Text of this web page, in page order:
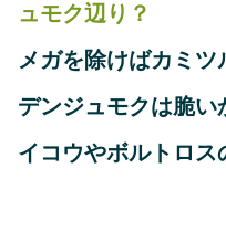
ュモク辺り？
メガを除けばカミツ
デンジュモクは脆い
イコウやボルトロス